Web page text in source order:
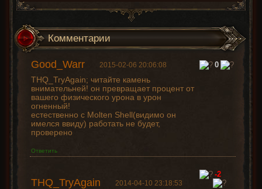
Комментарии
Good_Warr 2015-02-06 20:06:08
THQ_TryAgain; читайте камень
внимательней! он превращает процент от
вашего физического урона в урон
огненный!
естественно с Molten Shell(видимо он
имелся ввиду) работать не будет,
проверено
Ответить
0
THQ_TryAgain 2014-04-10 23:18:53
-2